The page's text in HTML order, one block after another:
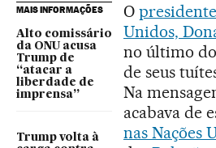
MAIS INFORMAÇÕES
Alto comissário
da ONU acusa
Trump de
“atacar a
liberdade de
imprensa”
Trump volta à
O
Unidos,
no último
de seus
Na
acabava de
nas Nações